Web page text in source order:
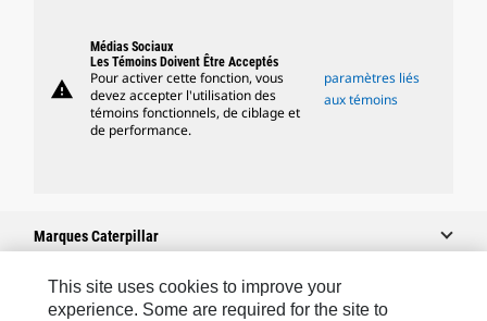
warning
Médias Sociaux
Les Témoins Doivent Être Acceptés
Pour activer cette fonction, vous
devez accepter l'utilisation des
témoins fonctionnels, de ciblage et
de performance.
paramètres liés
aux témoins
Marques Caterpillar
This site uses cookies to improve your
experience. Some are required for the site to